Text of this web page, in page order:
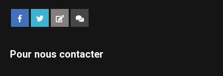
Pour nous contacter